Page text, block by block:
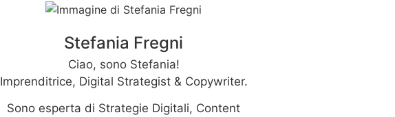
Stefania Fregni
Ciao, sono Stefania!
Imprenditrice, Digital Strategist & Copywriter.
Sono esperta di Strategie Digitali, Content